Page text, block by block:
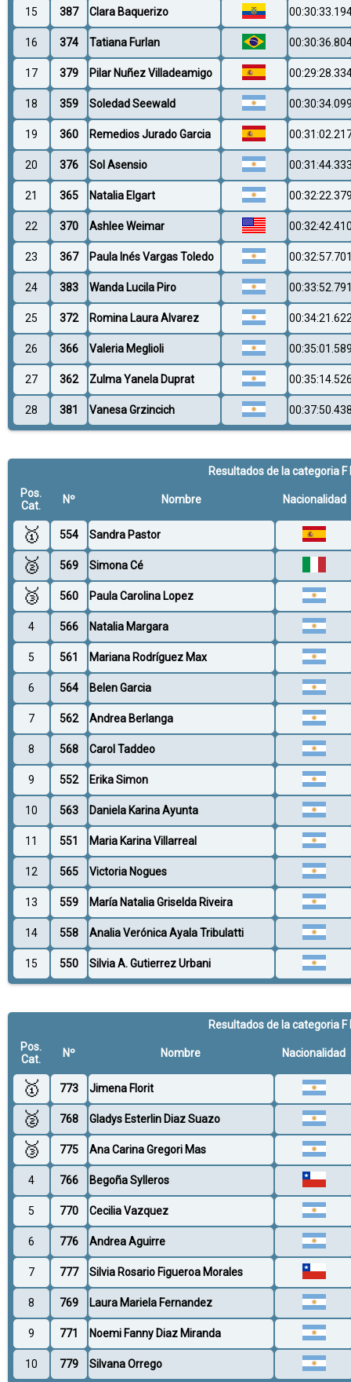
15 387 Clara Baquerizo
16 374 Tatiana Furlan
17 379 Pilar Nuñez Villadeamigo
18 359 Soledad Seewald
19 360 Remedios Jurado Garcia
20 376 Sol Asensio
21 365 Natalia Elgart
22 370 Ashlee Weimar
23 367 Paula Inés Vargas Toledo
24 383 Wanda Lucila Piro
25 372 Romina Laura Alvarez
26 366 Valeria Meglioli
27 362 Zulma Yanela Duprat
28 381 Vanesa Grzincich
Resultados de la categoria
Pos.
Cat.
Nº Nombre Nacionalidad
🥇 554 Sandra Pastor
🥈 569 Simona Cé
🥉 560 Paula Carolina Lopez
4 566 Natalia Margara
5 561 Mariana Rodríguez Max
6 564 Belen Garcia
7 562 Andrea Berlanga
8 568 Carol Taddeo
9 552 Erika Simon
10 563 Daniela Karina Ayunta
11 551 Maria Karina Villarreal
12 565 Victoria Nogues
13 559 María Natalia Griselda Riveira
14 558 Analia Verónica Ayala Tribulatti
15 550 Silvia A. Gutierrez Urbani
Resultados de la categoria
Pos.
Cat.
Nº Nombre Nacionalidad
🥇 773 Jimena Florit
🥈 768 Gladys Esterlin Diaz Suazo
🥉 775 Ana Carina Gregori Mas
4 766 Begoña Sylleros
5 770 Cecilia Vazquez
6 776 Andrea Aguirre
7 777 Silvia Rosario Figueroa Morales
8 769 Laura Mariela Fernandez
9 771 Noemi Fanny Diaz Miranda
10 779 Silvana Orrego